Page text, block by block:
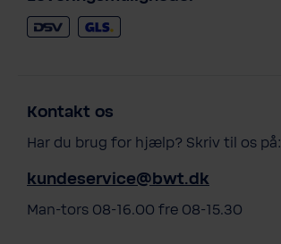
Kontakt os
Har du brug for hjælp? Skriv til os på:
kundeservice@bwt.dk
Man-tors 08-16.00 fre 08-15.30